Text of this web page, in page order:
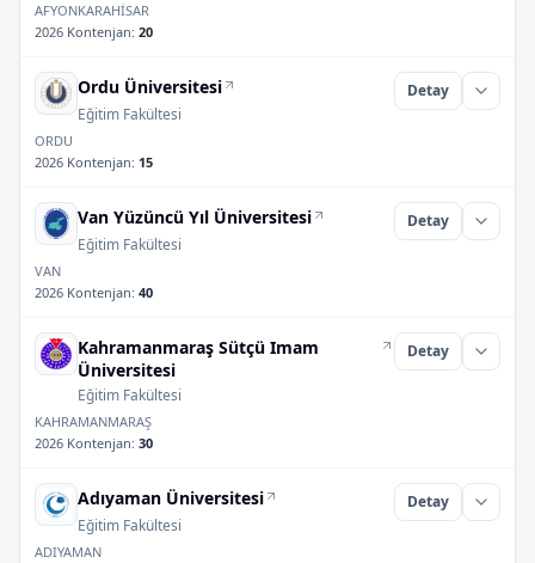
AFYONKARAHİSAR
2026 Kontenjan: 20
Ordu Üniversitesi
Eğitim Fakültesi
Detay
ORDU
2026 Kontenjan: 15
Van Yüzüncü Yıl Üniversitesi
Eğitim Fakültesi
Detay
VAN
2026 Kontenjan: 40
Kahramanmaraş Sütçü Imam
Üniversitesi
Eğitim Fakültesi
Detay
KAHRAMANMARAŞ
2026 Kontenjan: 30
Adıyaman Üniversitesi
Eğitim Fakültesi
Detay
ADIYAMAN